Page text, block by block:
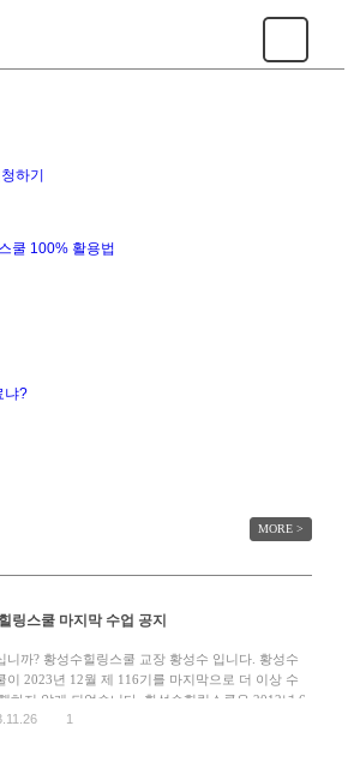
링스쿨 마지막 수업 공지
니까? 황성수힐링스쿨 교장 황성수 입니다. 황성수
이 2023년 12월 제 116기를 마지막으로 더 이상 수
하지 않게 되었습니다. 황성수힐링스쿨은 2012년 6
한 이래로 11년 동안 수천명의 만성질환자들이 수업에
1
MORE >